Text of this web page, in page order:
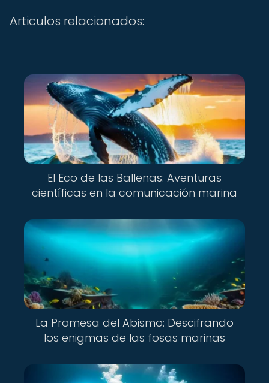
Articulos relacionados:
El Eco de las Ballenas: Aventuras
científicas en la comunicación marina
La Promesa del Abismo: Descifrando
los enigmas de las fosas marinas